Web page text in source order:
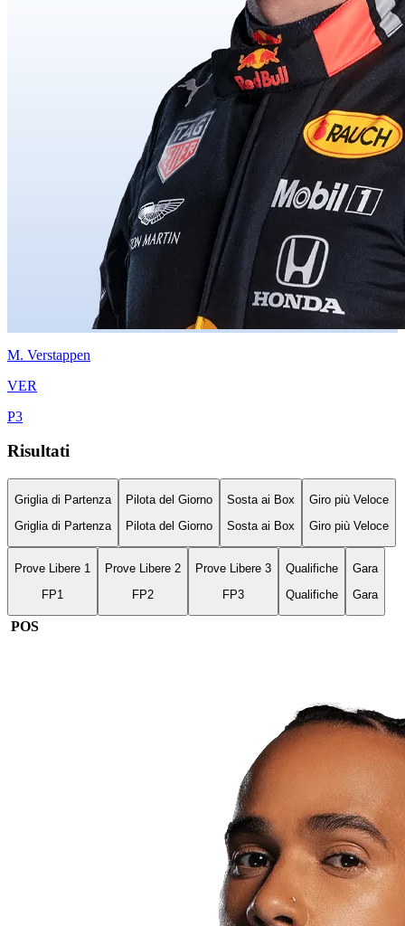
M. Verstappen
VER
P3
Risultati
Griglia di Partenza
Griglia di Partenza
Pilota del Giorno
Pilota del Giorno
Sosta ai Box
Sosta ai Box
Giro più Veloce
Giro più Veloce
Prove Libere 1
FP1
Prove Libere 2
FP2
Prove Libere 3
FP3
Qualifiche
Qualifiche
Gara
Gara
POS